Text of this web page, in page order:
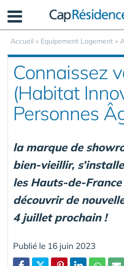
Accueil » Equipement Logement »
Connaissez
(Habitat
Personnes
la marque de
bien-vieillir,
les Hauts-de-France
découvrir de
4 juillet prochain !
Publié le 16 juin 2023
Panneau de gestion des cookies